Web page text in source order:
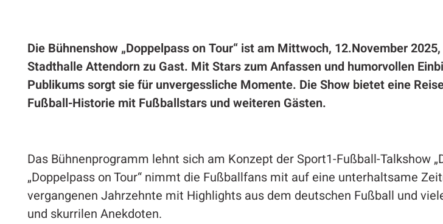
Die Bühnenshow „Doppelpass on Tour“ ist am Mittwoch, 12.November
Stadthalle Attendorn zu Gast. Mit Stars zum Anfassen und humorvollen
Publikums sorgt sie für unvergessliche Momente. Die Show bietet eine
Fußball-Historie mit Fußballstars und weiteren Gästen.
Das Bühnenprogramm lehnt sich am Konzept der Sport1-Fußball-Talkshow
„Doppelpass on Tour“ nimmt die Fußballfans mit auf eine unterhaltsame
vergangenen Jahrzehnte mit Highlights aus dem deutschen Fußball und
und skurrilen Anekdoten.